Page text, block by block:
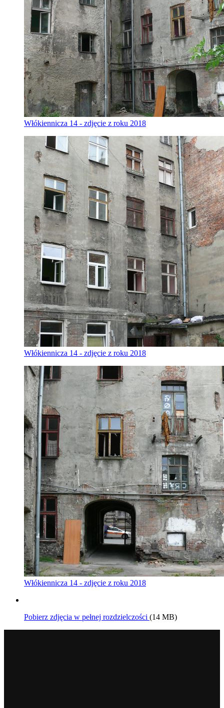
Włókiennicza 14 - zdjęcie z roku 2018
Włókiennicza 14 - zdjęcie z roku 2018
Włókiennicza 14 - zdjęcie z roku 2018
Pobierz zdjęcia w pełnej rozdzielczości (14 MB)